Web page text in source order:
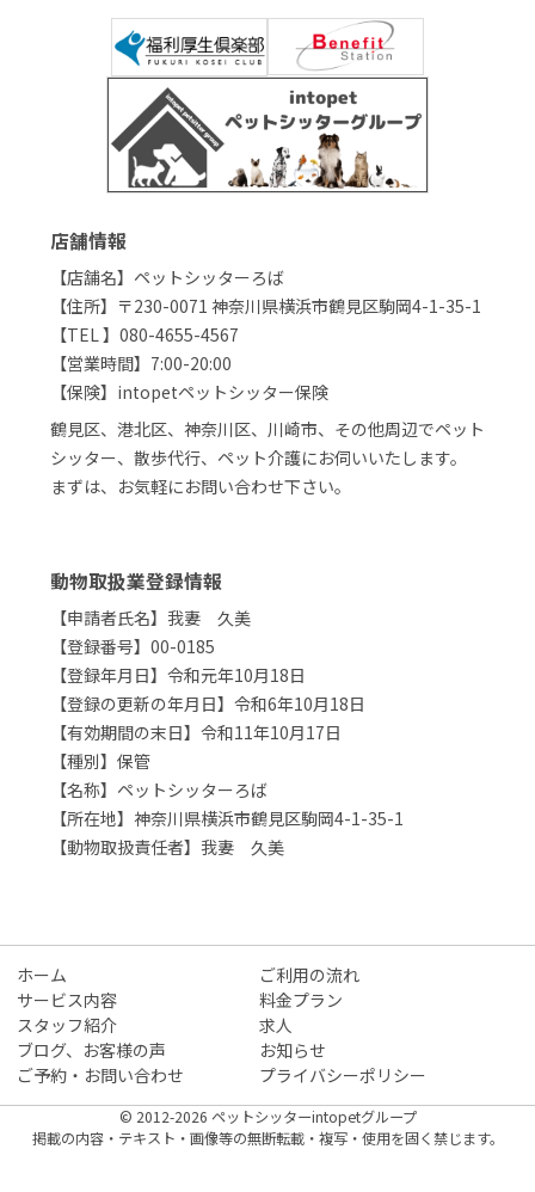
店舗情報
【店舗名】ペットシッターろば
【住所】〒230-0071 神奈川県横浜市鶴見区駒岡4-1-35-1
【TEL 】080-4655-4567
【営業時間】7:00-20:00
【保険】intopetペットシッター保険
鶴見区、港北区、神奈川区、川崎市、その他周辺でペット
シッター、散歩代行、ペット介護にお伺いいたします。
まずは、お気軽にお問い合わせ下さい。
動物取扱業登録情報
【申請者氏名】我妻 久美
【登録番号】00-0185
【登録年月日】令和元年10月18日
【登録の更新の年月日】令和6年10月18日
【有効期間の末日】令和11年10月17日
【種別】保管
【名称】ペットシッターろば
【所在地】神奈川県横浜市鶴見区駒岡4-1-35-1
【動物取扱責任者】我妻 久美
ホーム
ご利用の流れ
サービス内容
料金プラン
スタッフ紹介
求人
ブログ、お客様の声
お知らせ
ご予約・お問い合わせ
プライバシーポリシー
© 2012-2026 ペットシッターintopetグループ
掲載の内容・テキスト・画像等の無断転載・複写・使用を固く禁じます。